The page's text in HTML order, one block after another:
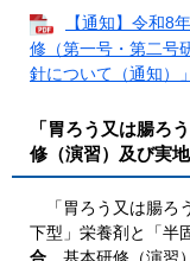
【通知】令和8
修（第一号・第二号
針について（通知）
「胃ろう又は腸ろ
修（演習）及び実
「胃ろう又は腸ろ
下型」栄養剤と「半
合 、基本研修（演